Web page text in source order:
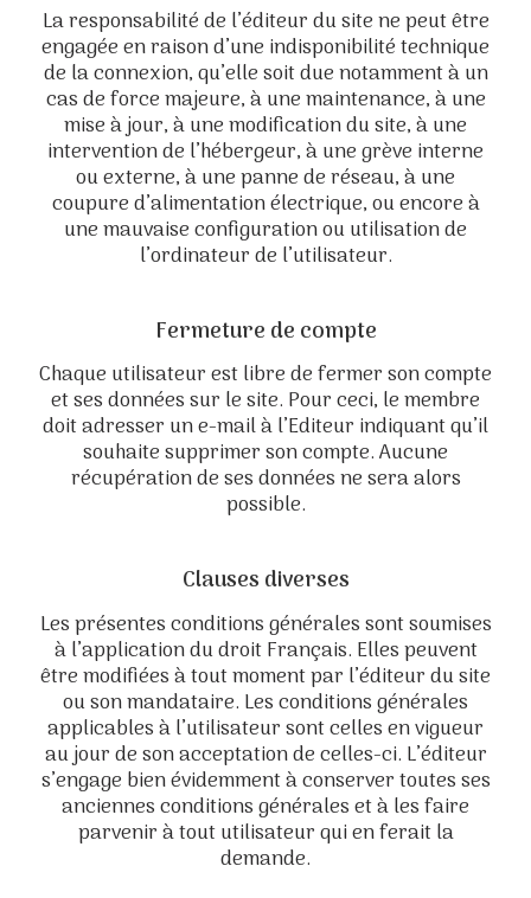
La responsabilité de l’éditeur du site ne peut être
engagée en raison d’une indisponibilité technique
de la connexion, qu’elle soit due notamment à un
cas de force majeure, à une maintenance, à une
mise à jour, à une modification du site, à une
intervention de l’hébergeur, à une grève interne
ou externe, à une panne de réseau, à une
coupure d’alimentation électrique, ou encore à
une mauvaise configuration ou utilisation de
l’ordinateur de l’utilisateur.
Fermeture de compte
Chaque utilisateur est libre de fermer son compte
et ses données sur le site. Pour ceci, le membre
doit adresser un e-mail à l’Editeur indiquant qu’il
souhaite supprimer son compte. Aucune
récupération de ses données ne sera alors
possible.
Clauses diverses
Les présentes conditions générales sont soumises
à l’application du droit Français. Elles peuvent
être modifiées à tout moment par l’éditeur du site
ou son mandataire. Les conditions générales
applicables à l’utilisateur sont celles en vigueur
au jour de son acceptation de celles-ci. L’éditeur
s’engage bien évidemment à conserver toutes ses
anciennes conditions générales et à les faire
parvenir à tout utilisateur qui en ferait la
demande.